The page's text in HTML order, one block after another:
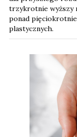
trzykrotnie wyższy
ponad
plastycznych.